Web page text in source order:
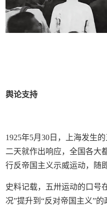
舆论支持
1925年5月30日，上海发生
二天就作出响应，全国各大
行反帝国主义示威运动，随
史料记载，五卅运动的口号
况”提升到“反对帝国主义”